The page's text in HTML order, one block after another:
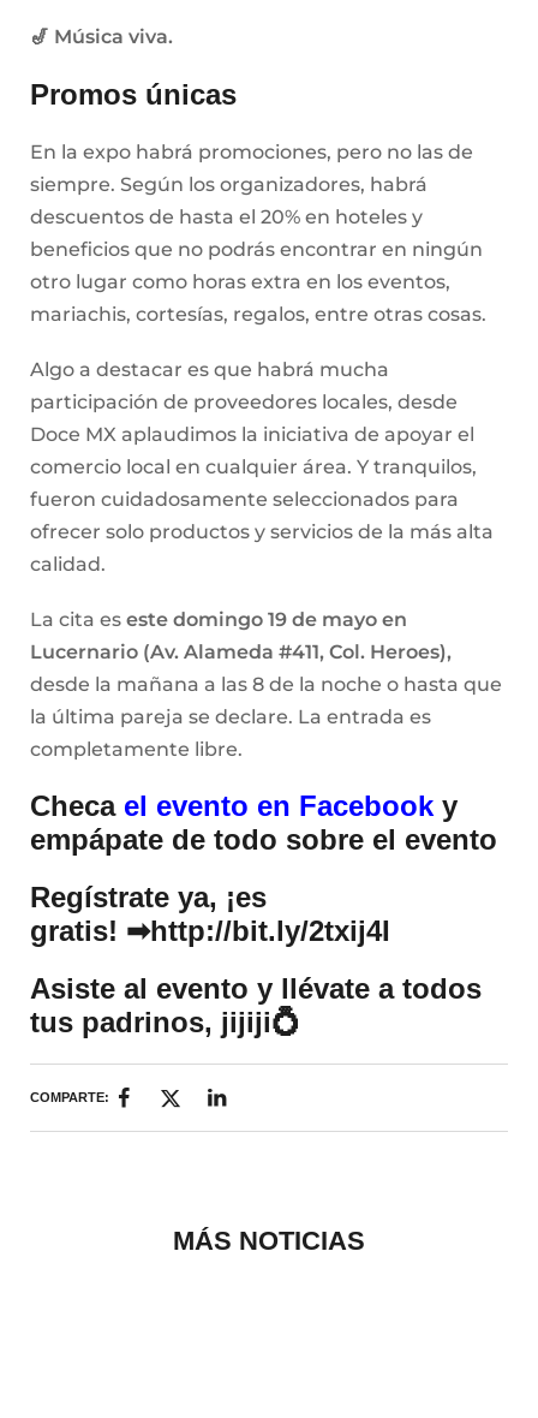
🎷 Música viva.
Promos únicas
En la expo habrá promociones, pero no las de
siempre. Según los organizadores, habrá
descuentos de hasta el 20% en hoteles y
beneficios que no podrás encontrar en ningún
otro lugar como horas extra en los eventos,
mariachis, cortesías, regalos, entre otras cosas.
Algo a destacar es que habrá mucha
participación de proveedores locales, desde
Doce MX aplaudimos la iniciativa de apoyar el
comercio local en cualquier área. Y tranquilos,
fueron cuidadosamente seleccionados para
ofrecer solo productos y servicios de la más alta
calidad.
La cita es este domingo 19 de mayo en
Lucernario (Av. Alameda #411, Col. Heroes),
desde la mañana a las 8 de la noche o hasta que
la última pareja se declare. La entrada es
completamente libre.
Checa el evento en Facebook y
empápate de todo sobre el evento
Regístrate ya, ¡es
gratis! ➡http://bit.ly/2txij4I
Asiste al evento y llévate a todos
tus padrinos, jijiji💍
COMPARTE:
MÁS NOTICIAS